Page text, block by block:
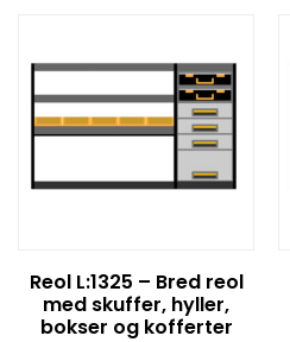
Reol L:1325 – Bred reol
med skuffer, hyller,
bokser og kofferter